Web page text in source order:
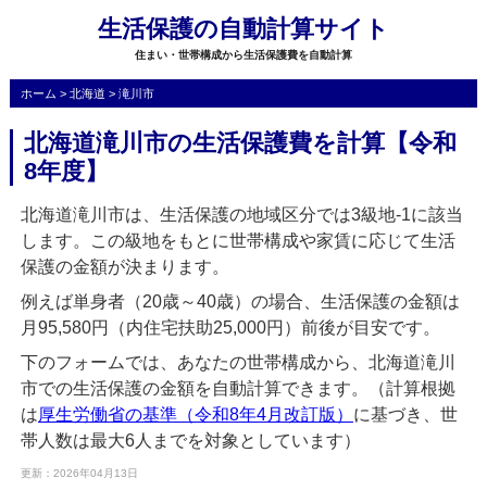
生活保護の自動計算サイト
住まい・世帯構成から生活保護費を自動計算
ホーム > 北海道 > 滝川市
北海道滝川市の生活保護費を計算【令和
8年度】
北海道滝川市は、生活保護の地域区分では3級地-1に該当
します。この級地をもとに世帯構成や家賃に応じて生活
保護の金額が決まります。
例えば単身者（20歳～40歳）の場合、生活保護の金額は
月95,580円（内住宅扶助25,000円）前後が目安です。
下のフォームでは、あなたの世帯構成から、北海道滝川
市での生活保護の金額を自動計算できます。（計算根拠
は厚生労働省の基準（令和8年4月改訂版） に基づき、世
帯人数は最大6人までを対象としています）
更新：2026年04月13日